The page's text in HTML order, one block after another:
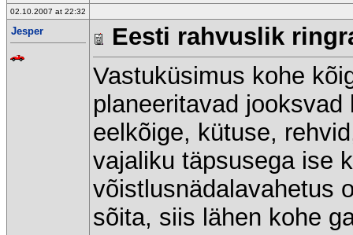
02.10.2007 at 22:32
Jesper
Eesti rahvuslik
Vastuküsimus kohe
planeeritavad
eelkõige, kütuse,
vajaliku täpsusega ise
võistlusnädalavahetus
sõita, siis lähen kohe